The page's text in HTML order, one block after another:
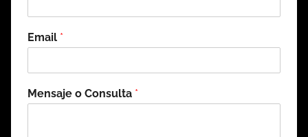
Email *
Mensaje o Consulta *